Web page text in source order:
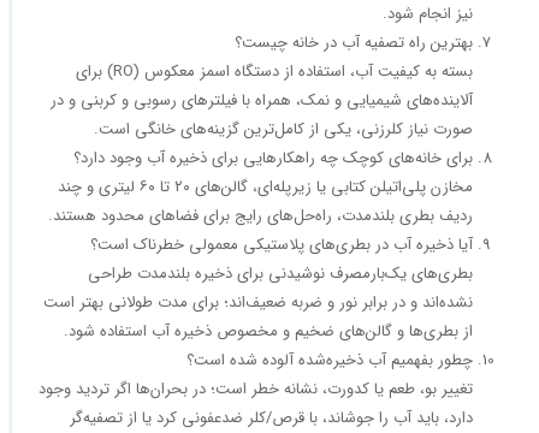
نیز انجام شود.​
بهترین راه تصفیه آب در خانه چیست؟
بسته به کیفیت آب، استفاده از دستگاه اسمز معکوس (RO) برای
آلاینده‌های شیمیایی و نمک، همراه با فیلترهای رسوبی و کربنی و در
صورت نیاز کلرزنی، یکی از کامل‌ترین گزینه‌های خانگی است.​
برای خانه‌های کوچک چه راهکارهایی برای ذخیره آب وجود دارد؟
مخازن پلی‌اتیلن کتابی یا زیرپله‌ای، گالن‌های ۲۰ تا ۶۰ لیتری و چند
ردیف بطری بلندمدت، راه‌حل‌های رایج برای فضاهای محدود هستند.​
آیا ذخیره آب در بطری‌های پلاستیکی معمولی خطرناک است؟
بطری‌های یک‌بارمصرف نوشیدنی برای ذخیره بلندمدت طراحی
نشده‌اند و در برابر نور و ضربه ضعیف‌اند؛ برای مدت طولانی بهتر است
از بطری‌ها و گالن‌های ضخیم و مخصوص ذخیره آب استفاده شود.​
چطور بفهمیم آب ذخیره‌شده آلوده شده است؟
تغییر بو، طعم یا کدورت، نشانه خطر است؛ در بحران‌ها اگر تردید وجود
دارد، باید آب را جوشاند، با قرص/کلر ضدعفونی کرد یا از تصفیه‌گر